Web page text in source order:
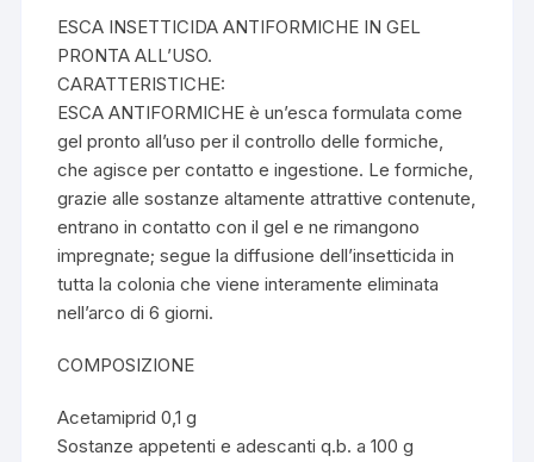
ESCA INSETTICIDA ANTIFORMICHE IN GEL
PRONTA ALL’USO.
CARATTERISTICHE:
ESCA ANTIFORMICHE è un’esca formulata come
gel pronto all’uso per il controllo delle formiche,
che agisce per contatto e ingestione. Le formiche,
grazie alle sostanze altamente attrattive contenute,
entrano in contatto con il gel e ne rimangono
impregnate; segue la diffusione dell’insetticida in
tutta la colonia che viene interamente eliminata
nell’arco di 6 giorni.
COMPOSIZIONE
Acetamiprid 0,1 g
Sostanze appetenti e adescanti q.b. a 100 g